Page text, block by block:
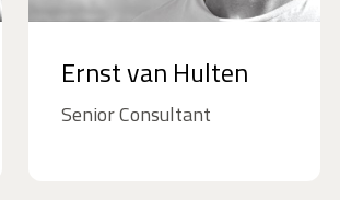
Ernst van Hulten
Senior Consultant